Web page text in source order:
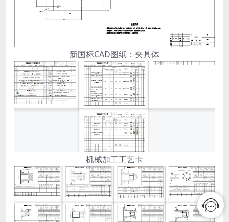
新国标CAD图纸：夹具体
机械加工工艺卡